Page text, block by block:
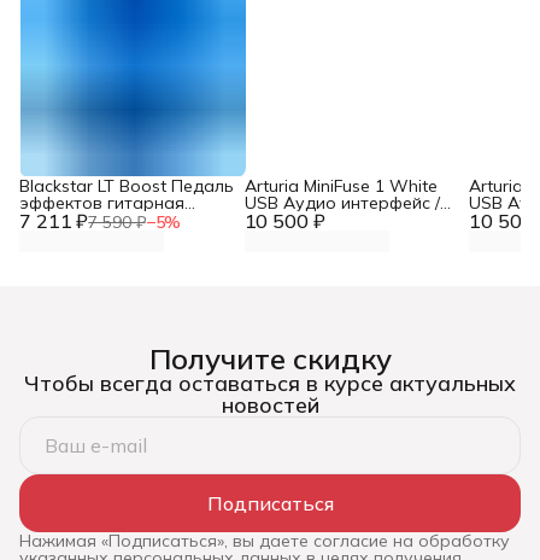
7 211 ₽7 590 ₽−5%
Blackstar LT Boost Педаль
эффектов гитарная
бустер 10 500 ₽
Arturia MiniFuse 1 White
USB Аудио интерфейс /
звуковая карта 10 500
Arturia
USB
Получите скидку
Чтобы всегда оставаться в курсе актуальных
новостей
Подписаться
Нажимая «Подписаться», вы даете согласие на обработку